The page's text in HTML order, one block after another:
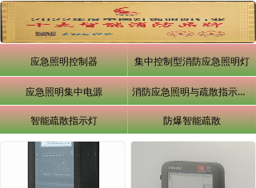
应急照明控制器 集中控制型消防应急照明灯
应急照明集中电源 消防应急照明与疏散指示系统
智能疏散指示灯 防爆智能疏散